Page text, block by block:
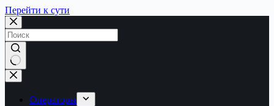
Перейти к сути
Ничего
не
найденоОператоры